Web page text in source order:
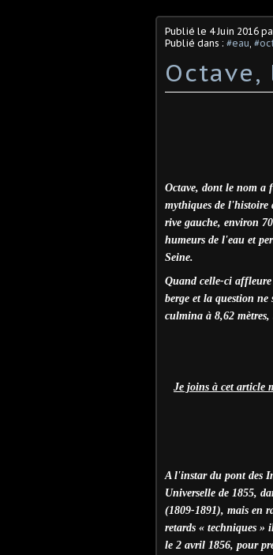
Publié le 4 Juin 2016
Publié dans : #eau
Octave,
Octave, dont le nom a
mythiques de
rive gauche, environ
humeurs de l'eau et
Seine.
Quand celle-ci affleure
berge et la question ne
culmina à 8,62
Je joins à cet article
A l'instar du pont des
Universelle de 1855,
(1809-1891), mais en
retards « techniques
le 2 avril 1856, pour